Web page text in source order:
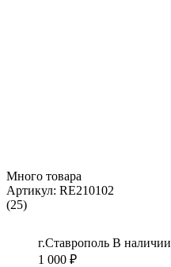
Много товара
Артикул: RE210102
(25)
г.Ставрополь В наличии
1 000 ₽